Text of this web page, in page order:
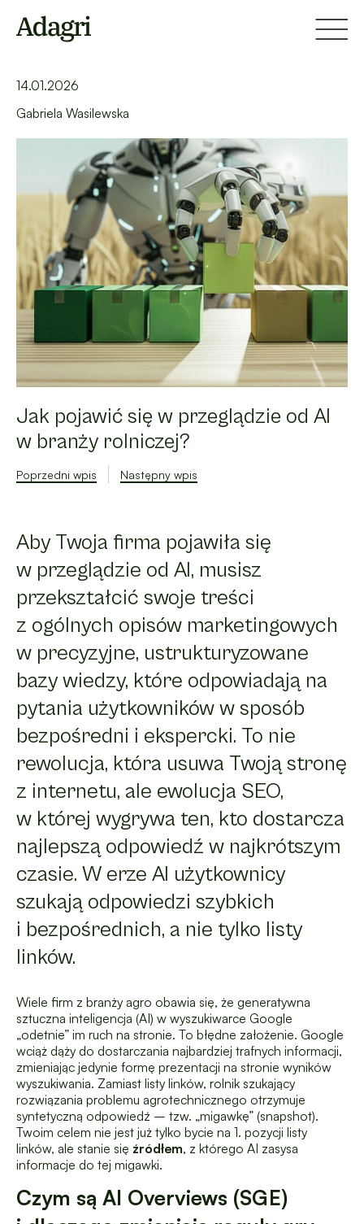
Strona główna
Jak pojawić się w przeglądzie od AI w branży rolniczej?
14.01.2026
Gabriela Wasilewska
Jak pojawić się w przeglądzie od AI
w branży rolniczej?
Poprzedni wpis Następny wpis
Aby Twoja firma pojawiła się
w przeglądzie od AI, musisz
przekształcić swoje treści
z ogólnych opisów marketingowych
w precyzyjne, ustrukturyzowane
bazy wiedzy, które odpowiadają na
pytania użytkowników w sposób
bezpośredni i ekspercki. To nie
rewolucja, która usuwa Twoją stronę
z internetu, ale ewolucja SEO,
w której wygrywa ten, kto dostarcza
najlepszą odpowiedź w najkrótszym
czasie. W erze AI użytkownicy
szukają odpowiedzi szybkich
i bezpośrednich, a nie tylko listy
linków.
Wiele firm z branży agro obawia się, że generatywna
sztuczna inteligencja (AI) w wyszukiwarce Google
„odetnie” im ruch na stronie. To błędne założenie. Google
wciąż dąży do dostarczania najbardziej trafnych informacji,
zmieniając jedynie formę prezentacji na stronie wyników
wyszukiwania. Zamiast listy linków, rolnik szukający
rozwiązania problemu agrotechnicznego otrzymuje
syntetyczną odpowiedź – tzw. „migawkę” (snapshot).
Twoim celem nie jest już tylko bycie na 1. pozycji listy
linków, ale stanie się źródłem, z którego AI zasysa
informacje do tej migawki.
Czym są AI Overviews (SGE)